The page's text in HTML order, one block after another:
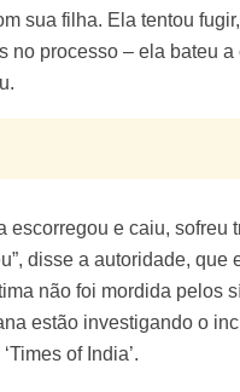
sua filha. Ela tentou
no processo – ela bateu a
escorregou e caiu, sofreu
disse a autoridade, que
não foi mordida pelos
estão investigando o
of India’.